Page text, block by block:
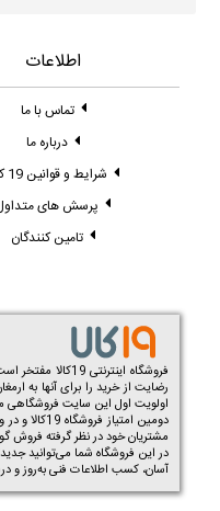
اطلاعات
تماس با ما
درباره ما
شرایط و قوانین 19 کالا
پرسش های
تامین کنندگان
فروشگاه اینترنتی 19کالا مفتخر است که به عنوان یک فروشگاه اینترنتی بزرگ و گسترده در سطح کشور توانسته به صورت تخصصی در زمینه فروش و
رضایت از خرید را برای آنها به
اولویت اول این سایت فروشگاهی
دومین
مشتریان خود در نظر گرفته فروش گوشی موبایل با گارانتی 18 ماهه است که می‌توانید به عنوان یک امتیاز مهم در زمان خرید مد
در این فروشگاه شما می‌توانید
آسان، کسب اطلاعات فنی به‌روز و